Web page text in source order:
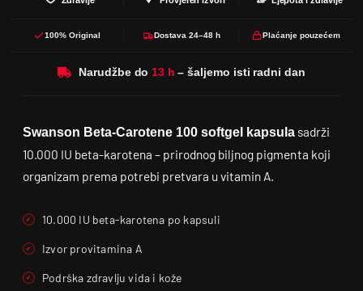
100% Original Dostava 24–48 h Plaćanje pouzećem
Narudžbe do
Swanson Beta-Carotene 100 softgel kapsula sadrži
10.000 IU beta-karotena – prirodnog biljnog pigmenta koji
organizam prema potrebi pretvara u vitamin A.
10.000 IU beta-karotena po kapsuli
Izvor provitamina A
Podrška zdravlju vida i kože